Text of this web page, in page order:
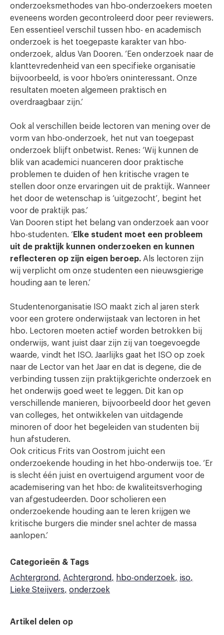
onderzoeksmethodes van hbo-onderzoekers moeten
eveneens worden gecontroleerd door peer reviewers.
Een essentieel verschil tussen hbo- en academisch
onderzoek is het toegepaste karakter van hbo-
onderzoek, aldus Van Dooren. ‘Een onderzoek naar de
klanttevredenheid van een specifieke organisatie
bijvoorbeeld, is voor hbo’ers oninteressant. Onze
resultaten moeten algemeen praktisch en
overdraagbaar zijn.’
Ook al verschillen beide lectoren van mening over de
vorm van hbo-onderzoek, het nut van toegepast
onderzoek blijft onbetwist. Renes: ‘Wij kunnen de
blik van academici nuanceren door praktische
problemen te duiden of hen kritische vragen te
stellen door onze ervaringen uit de praktijk. Wanneer
het door de wetenschap is ‘uitgezocht’, begint het
voor de praktijk pas.’
Van Dooren stipt het belang van onderzoek aan voor
hbo-studenten. ‘Elke student moet een probleem
uit de praktijk kunnen onderzoeken en kunnen
reflecteren op zijn eigen beroep. Als lectoren zijn
wij verplicht om onze studenten een nieuwsgierige
houding aan te leren.’
Studentenorganisatie ISO maakt zich al jaren sterk
voor een grotere onderwijstaak van lectoren in het
hbo. Lectoren moeten actief worden betrokken bij
onderwijs, want juist daar zijn zij van toegevoegde
waarde, vindt het ISO. Jaarlijks gaat het ISO op zoek
naar de Lector van het Jaar en dat is degene, die de
verbinding tussen zijn praktijkgerichte onderzoek en
het onderwijs goed weet te leggen. Dit kan op
verschillende manieren, bijvoorbeeld door het geven
van colleges, het ontwikkelen van uitdagende
minoren of door het begeleiden van studenten bij
hun afstuderen.
Ook criticus Frits van Oostrom juicht een
onderzoekende houding in het hbo-onderwijs toe. ‘Er
is slecht één juist en overtuigend argument voor de
academisering van het hbo: de kwaliteitsverhoging
van afgestudeerden. Door scholieren een
onderzoekende houding aan te leren krijgen we
kritische burgers die minder snel achter de massa
aanlopen.’
Categorieën & Tags
Achtergrond
Achtergrond hbo-onderzoek
iso
Lieke Steijvers
onderzoek
Artikel delen op